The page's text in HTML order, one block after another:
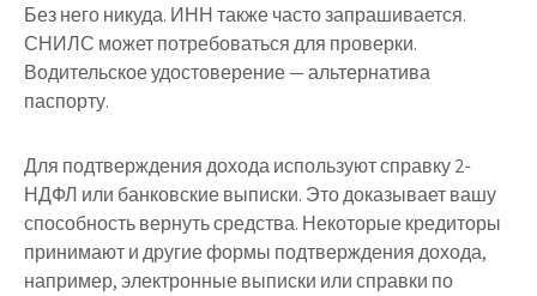
Без него никуда. ИНН также часто запрашивается.
СНИЛС может потребоваться для проверки.
Водительское удостоверение — альтернатива
паспорту.
Для подтверждения дохода используют справку 2-
НДФЛ или банковские выписки. Это доказывает вашу
способность вернуть средства. Некоторые кредиторы
принимают и другие формы подтверждения дохода,
например, электронные выписки или справки по